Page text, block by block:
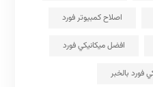
اصلاح كمبيوتر فورد
افضل ميكانيكي فورد
فورد بالخبر